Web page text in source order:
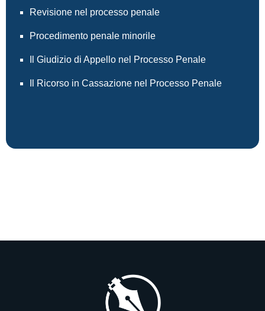
Revisione nel processo penale
Procedimento penale minorile
Il Giudizio di Appello nel Processo Penale
Il Ricorso in Cassazione nel Processo Penale